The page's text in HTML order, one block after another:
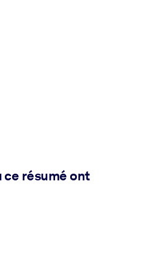
ce résumé ont